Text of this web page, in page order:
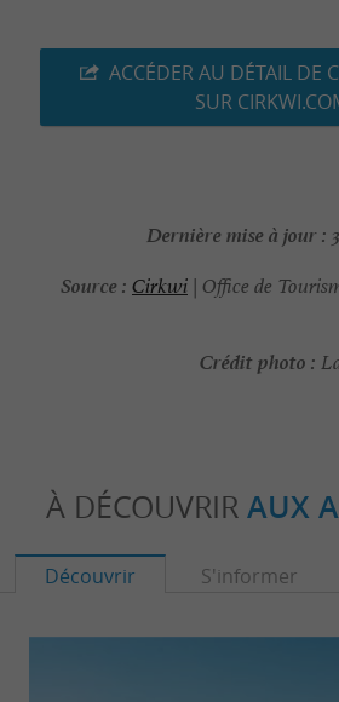
ACCÉDER AU DÉTAIL DE
SUR
Dernière mise à jour :
Source : Cirkwi | Office de
Crédit photo :
À DÉCOUVRIR AUX
Découvrir S'informer